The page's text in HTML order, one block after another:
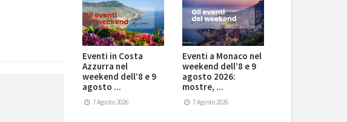
Eventi in Costa
Azzurra nel
weekend dell’8 e 9
agosto ...
7 Agosto 2026
Eventi a Monaco nel
weekend dell’8 e 9
agosto 2026:
mostre, ...
7 Agosto 2026